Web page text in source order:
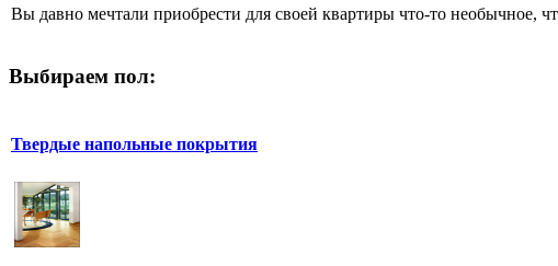
Вы давно мечтали приобрести для своей квартиры что-то необычное,
Выбираем пол:
Твердые напольные покрытия